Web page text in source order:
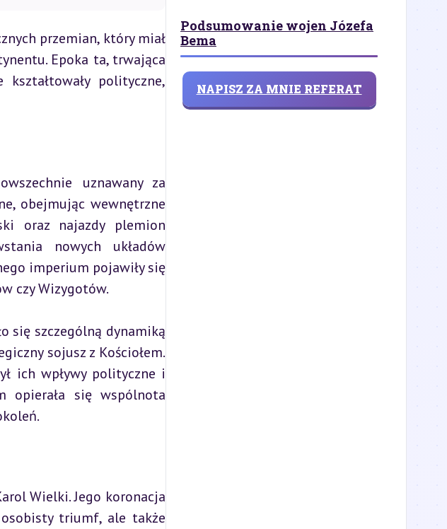
przemian, który miał
Epoka ta, trwająca
polityczne,
uznawany za
obejmując wewnętrzne
oraz najazdy plemion
nowych układów
imperium pojawiły się
czy Wizygotów.
się szczególną dynamiką
sojusz z Kościołem.
ich wpływy polityczne i
opierała się wspólnota
Wielki. Jego koronacja
triumf, ale także
Podsumowanie wojen Józefa
Bema
NAPISZ ZA MNIE REFERAT